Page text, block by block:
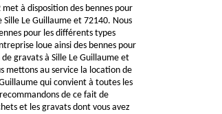
à disposition des bennes pour
Le Guillaume et 72140. Nous
pour les différents types
loue ainsi des bennes pour
gravats à Sille Le Guillaume et
mettons au service la location de
qui convient à toutes les
de ce fait de
et les gravats dont vous avez